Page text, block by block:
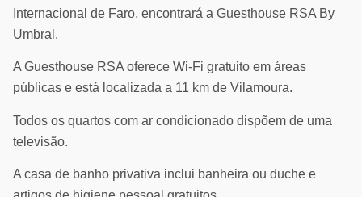
Internacional de Faro, encontrará a Guesthouse RSA By
Umbral.
A Guesthouse RSA oferece Wi-Fi gratuito em áreas
públicas e está localizada a 11 km de Vilamoura.
Todos os quartos com ar condicionado dispõem de uma
televisão.
A casa de banho privativa inclui banheira ou duche e